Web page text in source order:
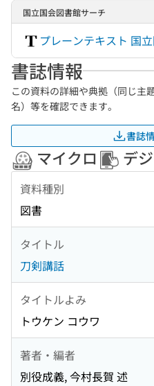
国立国会図書館サーチ
プレーンテキスト 国
書誌情報
この資料の詳細や典拠（同じ主
名）等を確認できます。
書誌
マイクロ デ
資料種別
図書
タイトル
刀剣講話
タイトルよみ
トウケン コウワ
著者・編者
別役成義, 今村長賀 述